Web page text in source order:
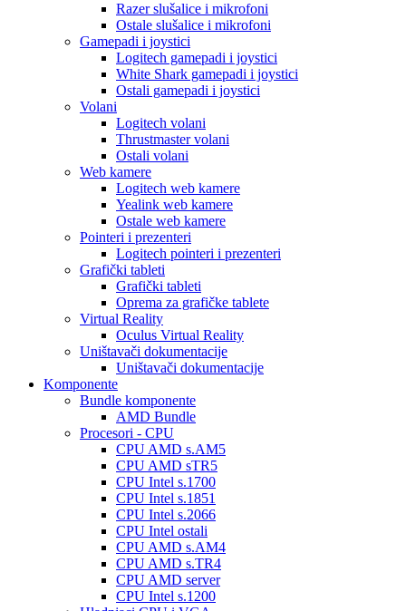
Razer slušalice i mikrofoni
Ostale slušalice i mikrofoni
Gamepadi i joystici
Logitech gamepadi i joystici
White Shark gamepadi i joystici
Ostali gamepadi i joystici
Volani
Logitech volani
Thrustmaster volani
Ostali volani
Web kamere
Logitech web kamere
Yealink web kamere
Ostale web kamere
Pointeri i prezenteri
Logitech pointeri i prezenteri
Grafički tableti
Grafički tableti
Oprema za grafičke tablete
Virtual Reality
Oculus Virtual Reality
Uništavači dokumentacije
Uništavači dokumentacije
Komponente
Bundle komponente
AMD Bundle
Procesori - CPU
CPU AMD s.AM5
CPU AMD sTR5
CPU Intel s.1700
CPU Intel s.1851
CPU Intel s.2066
CPU Intel ostali
CPU AMD s.AM4
CPU AMD s.TR4
CPU AMD server
CPU Intel s.1200